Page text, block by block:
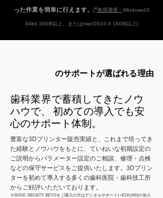
った作業を簡単に行えます。
(*推奨環境： Windows10
64bit 16GB以上、 またはmacOS10.6 16GB以上)
のサポートが選ばれる理由
歯科業界で蓄積してきた ノウ
ハウで、 初めての導入でも​安
心のサポート体制。
豊富な3Dプリンター販売実績と、これまで培ってき
た経験とノウハウをもとに、ていねいな初期設定の
ご説明からパラメーター設定のご相談、修理・点検
などの保守サービスをご提供いたします。3Dプリン
ターを初めて導入する多くの歯科医院・歯科技工所
からご好評いただいております。​​
※SONIC MIGHTY REVOをご購入の方はデンタルサポート(+¥230,000)の加入